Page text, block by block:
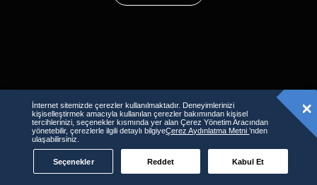
İnternet sitemizde çerezler kullanılmaktadır. Deneyimlerinizi
kişiselleştirmek amacıyla kullanılan çerezler bakımından kişisel
tercihlerinizi, seçenekler kısmında yer alan Çerez Yönetim Aracından
yönetebilir, çerezlerle ilgili detaylı bilgiyeÇerez Aydınlatma Metni’nden
ulaşabilirsiniz.
Seçenekler Reddet Kabul Et